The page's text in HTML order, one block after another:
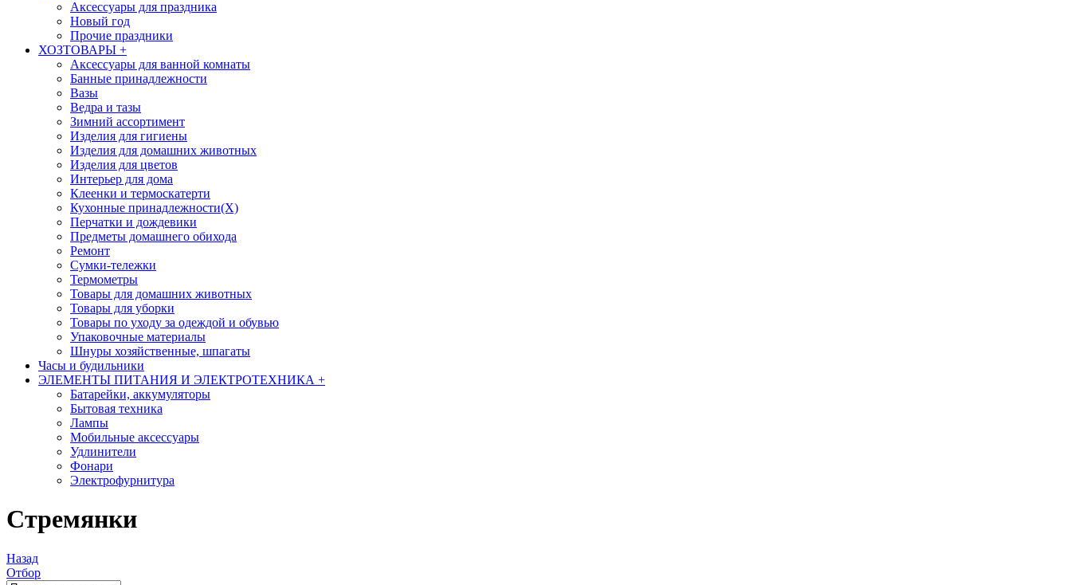
Аксессуары для праздника
Новый год
Прочие праздники
ХОЗТОВАРЫ +
Аксессуары для ванной комнаты
Банные принадлежности
Вазы
Ведра и тазы
Зимний ассортимент
Изделия для гигиены
Изделия для домашних животных
Изделия для цветов
Интерьер для дома
Клеенки и термоскатерти
Кухонные принадлежности(Х)
Перчатки и дождевики
Предметы домашнего обихода
Ремонт
Сумки-тележки
Термометры
Товары для домашних животных
Товары для уборки
Товары по уходу за одеждой и обувью
Упаковочные материалы
Шнуры хозяйственные, шпагаты
Часы и будильники
ЭЛЕМЕНТЫ ПИТАНИЯ И ЭЛЕКТРОТЕХНИКА +
Батарейки, аккумуляторы
Бытовая техника
Лампы
Мобильные аксессуары
Удлинители
Фонари
Электрофурнитура
Стремянки
Назад
Отбор